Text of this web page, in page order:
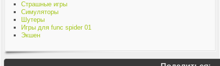
Страшные игры
Симуляторы
Шутеры
Игры для func spider 01
Экшен